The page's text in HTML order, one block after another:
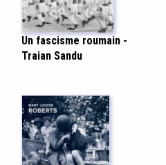
Un fascisme roumain -
Traian Sandu